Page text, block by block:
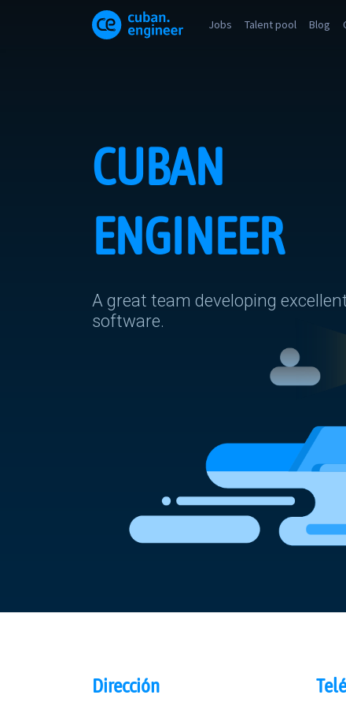
Jobs Talent pool Blog
CUBAN
ENGINEER
A great team developing
software.
Dirección